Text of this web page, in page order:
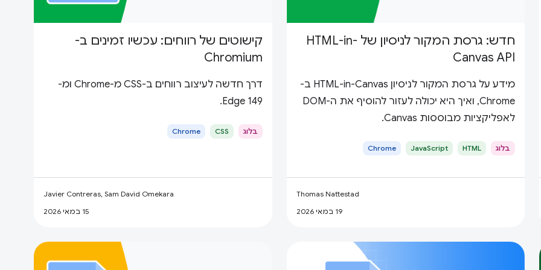
חדש: גרסת המקור לניסיון של HTML-in-
Canvas API
מידע על גרסת המקור לניסיון HTML-in-Canvas ב-
Chrome, ואיך היא יכולה לעזור להוסיף את ה-DOM
לאפליקציות מבוססות Canvas.
בלוג HTML
JavaScript
Chrome
Thomas Nattestad
19 במאי 2026
קישוטים של רווחים: עכשיו זמינים ב-
Chromium
דרך חדשה לעיצוב רווחים ב-CSS מ-Chrome ומ-
Edge 149.
בלוג CSS
Chrome
Javier Contreras, Sam David Omekara
15 במאי 2026